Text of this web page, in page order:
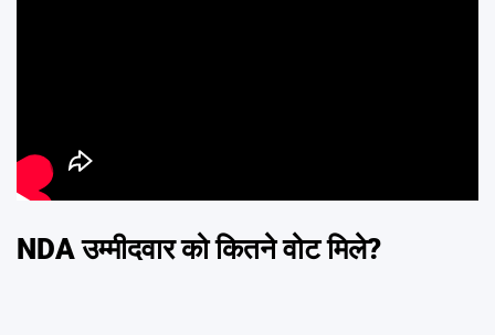
NDA उम्मीदवार को कितने वोट मिले?